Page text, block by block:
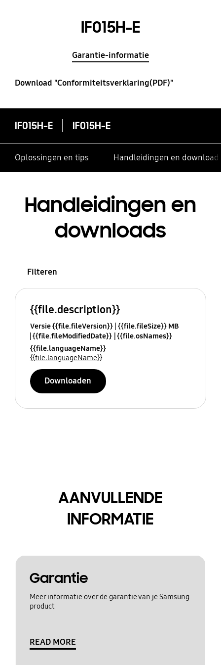
IF015H-E
Garantie-informatie
Download "Conformiteitsverklaring(PDF)"
IF015H-E IF015H-E
Oplossingen en tips Handleidingen en
Handleidingen en
downloads
Filteren
{{file.description}}
Versie {{file.fileVersion}} {{file.fileSize}} MB
{{file.fileModifiedDate}} {{file.osNames}}
{{file.languageName}}
{{file.languageName}}
Downloaden
AANVULLENDE
INFORMATIE
Garantie
Meer informatie over de garantie van je Samsung
product
READ MORE